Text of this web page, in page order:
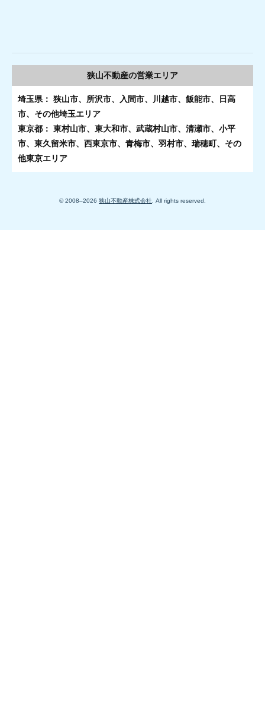
狭山不動産の営業エリア
埼玉県： 狭山市、所沢市、入間市、川越市、飯能市、日高
市、その他埼玉エリア
東京都： 東村山市、東大和市、武蔵村山市、清瀬市、小平
市、東久留米市、西東京市、青梅市、羽村市、瑞穂町、その
他東京エリア
© 2008–2026 狭山不動産株式会社 . All rights reserved.